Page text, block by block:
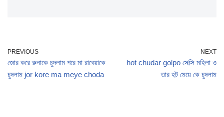
PREVIOUS
জোর করে রুনাকে চুদলাম পরে মা রাবেয়াকে
চুদলাম jor kore ma meye choda
NEXT
hot chudar golpo সেক্সি মহিলা ও
তার হট মেয়ে কে চুদলাম